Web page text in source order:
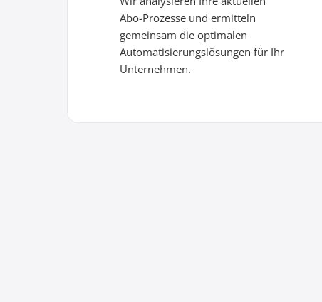
Abo-Prozesse und ermitteln
gemeinsam die optimalen
Automatisierungslösungen für Ihr
Unternehmen.